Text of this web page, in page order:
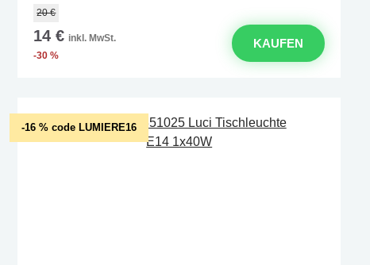
20 €
14 € inkl. MwSt.
-30 %
KAUFEN
-16 % code LUMIERE16